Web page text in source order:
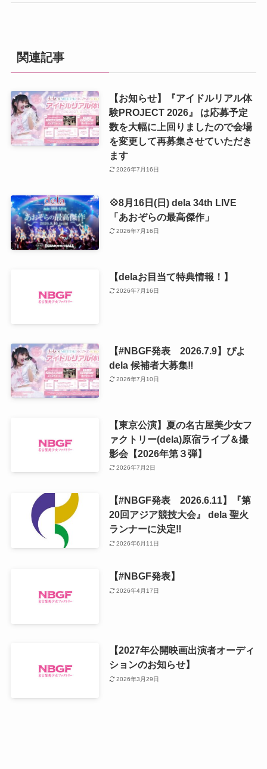
関連記事
【お知らせ】『アイドルリアル体
験PROJECT 2026』 は応募予定
数を大幅に上回りましたので会場
を変更して再募集させていただき
ます
2026年7月16日
💠8月16日(日) dela 34th LIVE
「あおぞらの最高傑作」
2026年7月16日
【delaお目当て特典情報！】
2026年7月16日
【#NBGF発表 2026.7.9】ぴよ
dela 候補者大募集‼️
2026年7月10日
【東京公演】夏の名古屋美少女フ
ァクトリー(dela)原宿ライブ＆撮
影会【2026年第３弾】
2026年7月2日
【#NBGF発表 2026.6.11】『第
20回アジア競技大会』 dela 聖火
ランナーに決定‼️
2026年6月11日
【#NBGF発表】
2026年4月17日
【2027年公開映画出演者オーディ
ションのお知らせ】
2026年3月29日